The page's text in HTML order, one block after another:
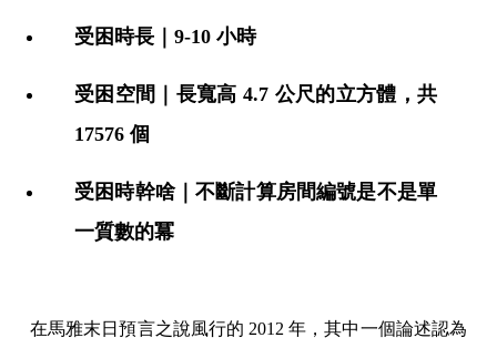
受困時長｜9-10 小時
受困空間｜長寬高 4.7 公尺的立方體，共
17576 個
受困時幹啥｜不斷計算房間編號是不是單
一質數的冪
在馬雅末日預言之說風行的 2012 年，其中一個論述認為